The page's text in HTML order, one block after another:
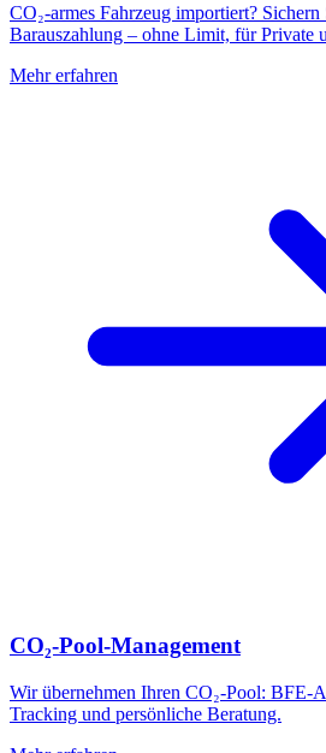
CO₂-armes Fahrzeug importiert? Sichern
Barauszahlung – ohne Limit, für Private
Mehr erfahren
CO₂-Pool-Management
Wir übernehmen Ihren CO₂-Pool: BFE-
Tracking und persönliche Beratung.